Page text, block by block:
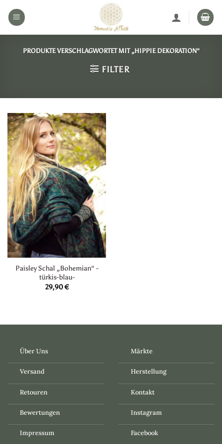
Inhalt
PRODUKTE VERSCHLAGWORTET MIT „HIPPIE DEKORATION“
FILTER
Paisley Schal „Bohemian“ -
türkis-blau-
29,90€
Über Uns
Versand
Retouren
Bewertungen
Impressum
Märkte
Herstellung
Kontakt
Instagram
Facebook